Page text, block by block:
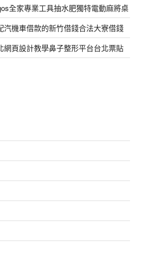
全家專業工具抽水肥獨特電動麻將桌
汽機車借款的新竹借錢合法大寮借錢
網頁設計教學鼻子整形平台台北票貼